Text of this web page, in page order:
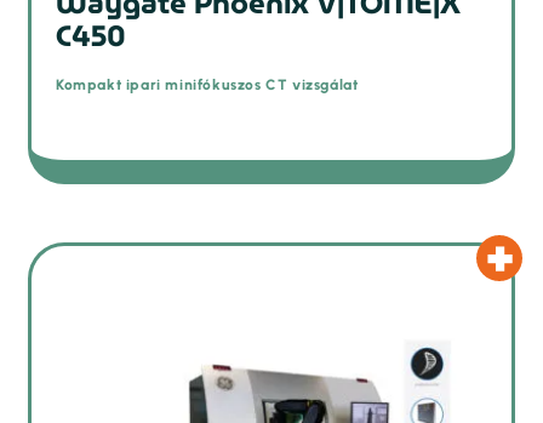
C450
Kompakt ipari minifókuszos CT vizsgálat